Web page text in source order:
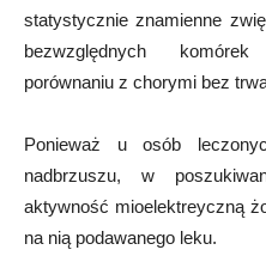
statystycznie znamienne
bezwzględnych
porównaniu z chorymi bez
Ponieważ u osób
nadbrzuszu, w
aktywność mioelektreyczną
na nią podawanego leku.